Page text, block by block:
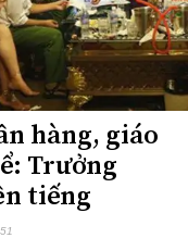
hàng, giáo
Trưởng
tiếng